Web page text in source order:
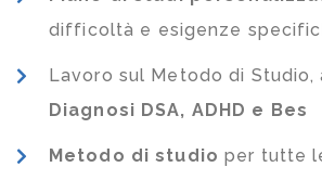
difficoltà e esigenze
Lavoro sul Metodo di Studio,
Diagnosi DSA, ADHD e Bes
Metodo di studio per tutte